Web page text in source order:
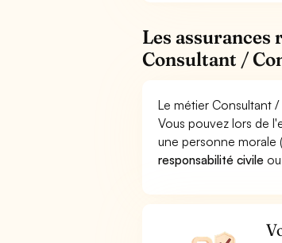
Les
Consultant /
Le métier Consultant
Vous pouvez lors de
une personne morale
responsabilité civile